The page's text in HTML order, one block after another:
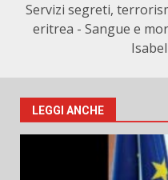
Servizi segreti,
eritrea - Sangue e
LEGGI ANCHE